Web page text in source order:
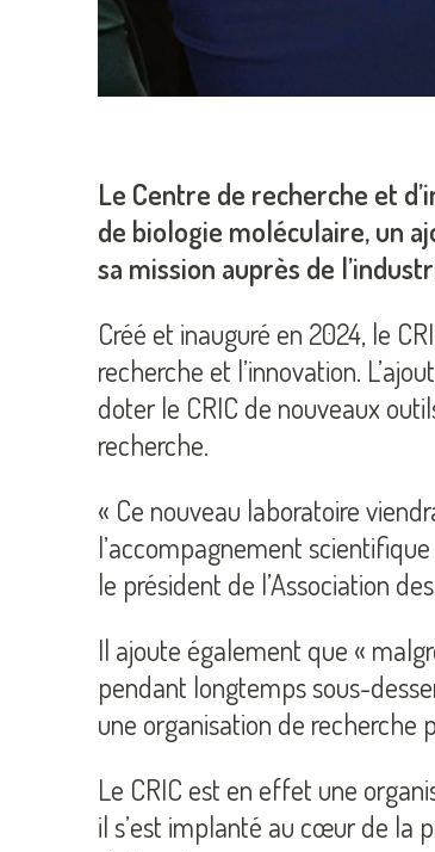
Le Centre de recherche et
de biologie moléculaire, un
sa mission auprès de
Créé et inauguré en 2024, le
recherche et l’innovation.
doter le CRIC de nouveaux
recherche.
« Ce nouveau laboratoire
l’accompagnement
le président de l’Association
Il ajoute également que «
pendant longtemps sous-
une organisation de recherche
Le CRIC est en effet une
il s’est implanté au cœur de la